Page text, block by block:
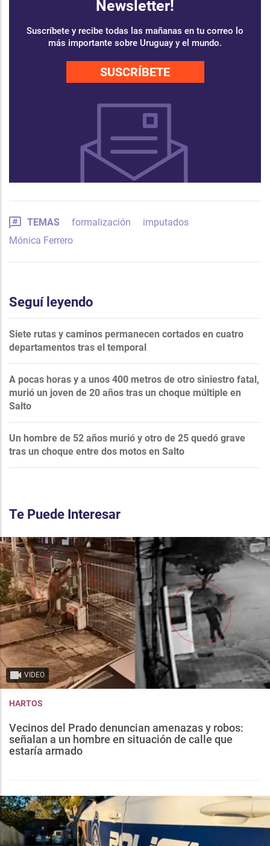
Newsletter!
Suscríbete y recibe todas las mañanas en tu correo lo
más importante sobre Uruguay y el mundo.
SUSCRÍBETE
TEMAS formalización
imputados
Mónica Ferrero
Seguí leyendo
Siete rutas y caminos permanecen cortados en cuatro
departamentos tras el temporal
A pocas horas y a unos 400 metros de otro siniestro fatal,
murió un joven de 20 años tras un choque múltiple en
Salto
Un hombre de 52 años murió y otro de 25 quedó grave
tras un choque entre dos motos en Salto
Te Puede Interesar
VIDEO
HARTOS
Vecinos del Prado denuncian amenazas y robos:
señalan a un hombre en situación de calle que
estaría armado